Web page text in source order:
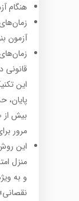
هنگام
آزمون
قانونی
این
مرور
این
منزل
و به